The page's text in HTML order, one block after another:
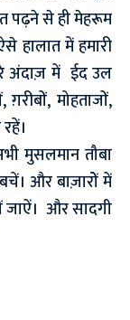
पढ़ने से ही मेहरूम
हालात में हमारी
अंदाज़ में ईद उल
मोहताजों,
मुसलमान तौबा
और बाज़ारोें में
जाऐं। और सादगी